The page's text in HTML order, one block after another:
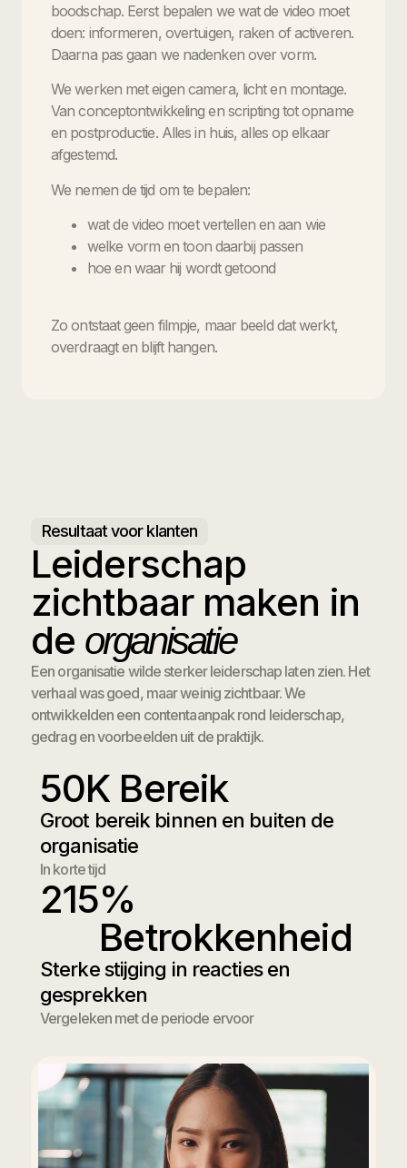
boodschap. Eerst bepalen we wat de video moet
doen: informeren, overtuigen, raken of activeren.
Daarna pas gaan we nadenken over vorm.
We werken met eigen camera, licht en montage.
Van conceptontwikkeling en scripting tot opname
en postproductie. Alles in huis, alles op elkaar
afgestemd.
We nemen de tijd om te bepalen:
wat de video moet vertellen en aan wie
welke vorm en toon daarbij passen
hoe en waar hij wordt getoond
Zo ontstaat geen filmpje, maar beeld dat werkt,
overdraagt en blijft hangen.
Resultaat voor klanten
Leiderschap
zichtbaar maken in
de organisatie
Een organisatie wilde sterker leiderschap laten zien. Het
verhaal was goed, maar weinig zichtbaar. We
ontwikkelden een contentaanpak rond leiderschap,
gedrag en voorbeelden uit de praktijk.
Groot bereik binnen en buiten de
organisatie
50K Bereik
In korte tijd
Sterke stijging in reacties en
gesprekken
215%
Betrokkenheid
Vergeleken met de periode ervoor